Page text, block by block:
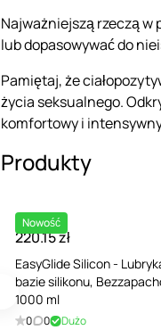
Najważniejszą rzeczą w
lub dopasowywać do
Pamiętaj, że
życia seksualnego.
komfortowy i
Produkty
Nowość
220.15 zł
EasyGlide Silicon -
bazie silikonu,
1000 ml
0 0 Dużo